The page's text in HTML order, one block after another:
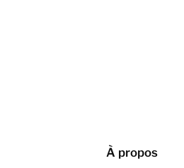
À propos